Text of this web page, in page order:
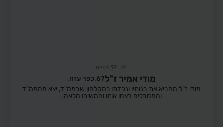
39 צפיות
מודי אמיר ז"ל67, כפר עזה,
מודי ז"ל החביא את בנותיו ונכדתו במקלחון שבממ"ד, יצא מהממ"ד
והמחבלים רצחו אותו והמשיכו הלאה.